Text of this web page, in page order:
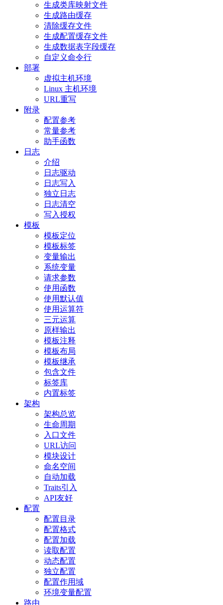
生成类库映射文件
生成路由缓存
清除缓存文件
生成配置缓存文件
生成数据表字段缓存
自定义命令行
部署
虚拟主机环境
Linux 主机环境
URL重写
附录
配置参考
常量参考
助手函数
日志
介绍
日志驱动
日志写入
独立日志
日志清空
写入授权
模板
模板定位
模板标签
变量输出
系统变量
请求参数
使用函数
使用默认值
使用运算符
三元运算
原样输出
模板注释
模板布局
模板继承
包含文件
标签库
内置标签
架构
架构总览
生命周期
入口文件
URL访问
模块设计
命名空间
自动加载
Traits引入
API友好
配置
配置目录
配置格式
配置加载
读取配置
动态配置
独立配置
配置作用域
环境变量配置
路由